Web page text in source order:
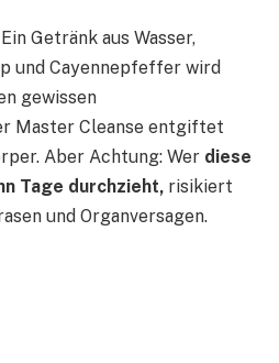
Getränk aus Wasser,
und Cayennepfeffer wird
gewissen
Master Cleanse entgiftet
Aber Achtung: Wer diese
Tage durchzieht, risikiert
und Organversagen.